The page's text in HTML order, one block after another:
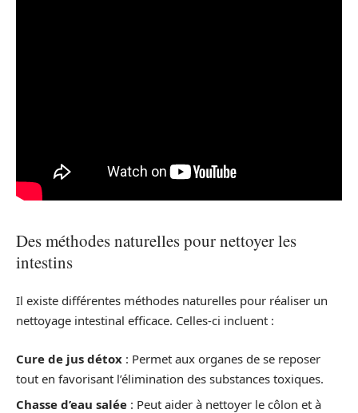
Des méthodes naturelles pour nettoyer les
intestins
Il existe différentes méthodes naturelles pour réaliser un
nettoyage intestinal efficace. Celles-ci incluent :
Cure de jus détox : Permet aux organes de se reposer
tout en favorisant l’élimination des substances toxiques.
Chasse d’eau salée : Peut aider à nettoyer le côlon et à